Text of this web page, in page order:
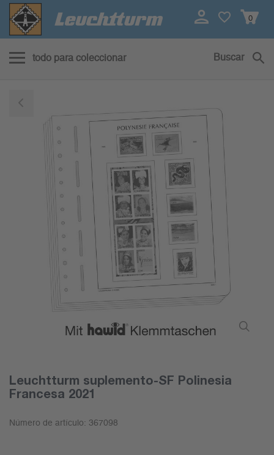
0
todo para coleccionar Buscar
Leuchtturm suplemento-SF Polinesia
Francesa 2021
Número de artículo: 367098